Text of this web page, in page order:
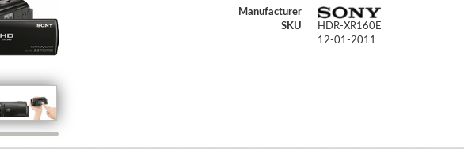
Manufacturer
SKU
HDR-XR160E
12-01-2011